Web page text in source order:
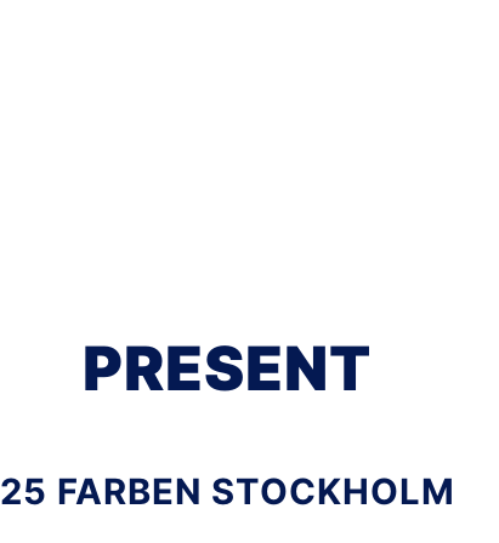
PRESENT
25 FARBEN STOCKHOLM